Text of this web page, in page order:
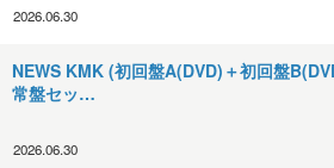
2026.06.30
NEWS KMK (初回盤A(DVD)＋初回盤
常盤セッ…
2026.06.30